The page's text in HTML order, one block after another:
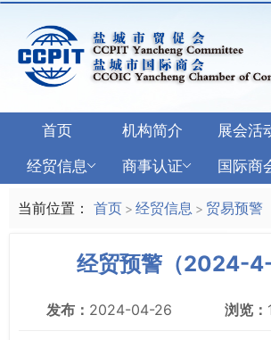
首页 机构简介 展会活
经贸信息
商事认证 国际商
当前位置： 首页 > 经贸信息 > 贸易预警
经贸预警（2024-4-
发布： 2024-04-26 浏览：